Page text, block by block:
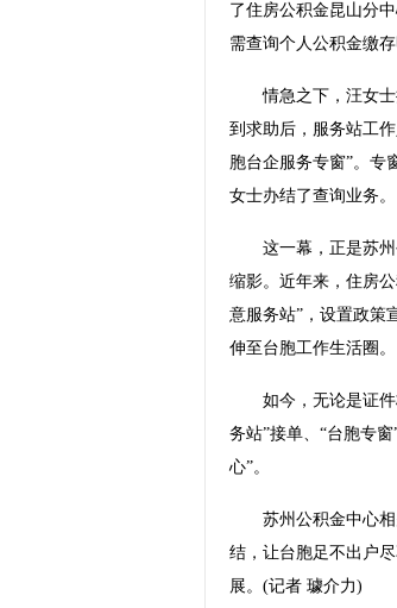
了住房公积金昆山分
需查询个人公积金缴
情急之下，汪女士
到求助后，服务站工
胞台企服务专窗”。专
女士办结了查询业务。
这一幕，正是苏州
缩影。近年来，住房
意服务站”，设置政策
伸至台胞工作生活圈。
如今，无论是证件
务站”接单、“台胞专
心”。
苏州公积金中心相
结，让台胞足不出户
展。(记者 璩介力)